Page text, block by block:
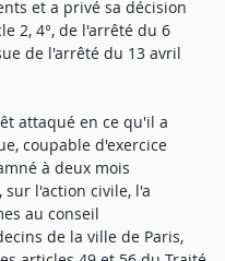
et a privé sa décision
2, 4°, de l'arrêté du 6
de l'arrêté du 13 avril
attaqué en ce qu'il a
coupable d'exercice
à deux mois
l'action civile, l'a
au conseil
de la ville de Paris,